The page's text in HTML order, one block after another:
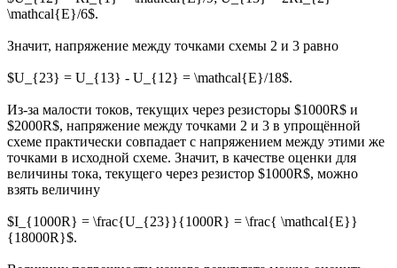
\mathcal{E}/6$.
Значит, напряжение между точками схемы 2 и 3 равно
$U_{23} = U_{13} - U_{12} = \mathcal{E}/18$.
Из-за малости токов, текущих через резисторы $1000R$ и
$2000R$, напряжение между точками 2 и 3 в упрощённой
схеме практически совпадает с напряжением между этими же
точками в исходной схеме. Значит, в качестве оценки для
величины тока, текущего через резистор $1000R$, можно
взять величину
$I_{1000R} = \frac{U_{23}}{1000R} = \frac{ \mathcal{E}}
{18000R}$.